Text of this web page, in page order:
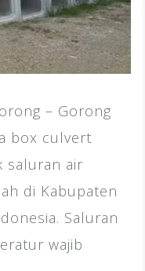
– Gorong
box culvert
saluran air
di Kabupaten
Saluran
wajib